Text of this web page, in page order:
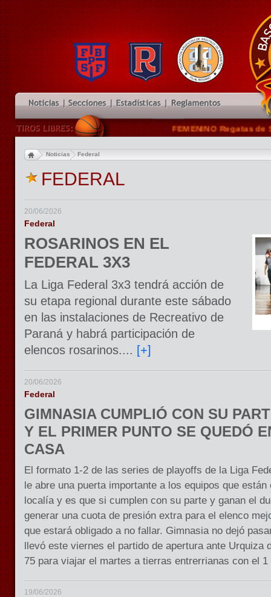
FEMENINO Regatas de
Noticias Federal
FEDERAL
20/06/2026
Federal
ROSARINOS EN EL
FEDERAL 3X3
La Liga Federal 3x3 tendrá acción de
su etapa regional durante este sábado
en las instalaciones de Recreativo de
Paraná y habrá participación de
elencos rosarinos.... [+]
20/06/2026
Federal
GIMNASIA CUMPLIÓ CON SU
Y EL PRIMER PUNTO SE QUEDÓ
CASA
El formato 1-2 de las series de playoffs de la Liga
le abre una puerta importante a los equipos que están
localía y es que si cumplen con su parte y ganan el
generar una cuota de presión extra para el elenco
que estará obligado a no fallar. Gimnasia no dejó
llevó este viernes el partido de apertura ante Urquiza
75 para viajar el martes a tierras entrerrianas con el
19/06/2026